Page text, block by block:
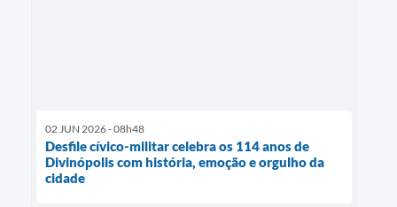
02 JUN 2026 - 08h48
Desfile cívico-militar celebra os 114 anos de
Divinópolis com história, emoção e orgulho da
cidade